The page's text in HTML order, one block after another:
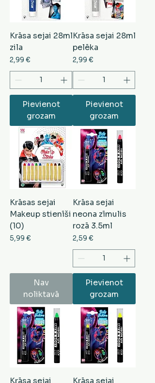
Krāsa sejai 28ml
zila
Cena
2,99 €
Pievienot
grozam
Krāsa sejai 28ml
pelēka
Cena
2,99 €
Pievienot
grozam
Krāsas sejai
Makeup stienīši
(10)
Cena
5,99 €
Nav
noliktavā
Krāsa sejai
neona zīmulis
rozā 3.5ml
Cena
2,59 €
Pievienot
grozam
Krāsa sejai
Krāsa sejai